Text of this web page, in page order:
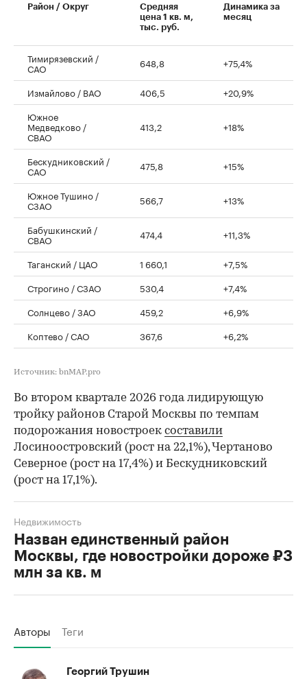
Район / Округ
Средняя
цена 1 кв. м,
тыс. руб.
Динамика за
месяц
Тимирязевский /
САО 648,8 +75,4%
Измайлово / ВАО 406,5
+20,9%
Южное
Медведково /
СВАО
413,2 +18%
Бескудниковский /
САО 475,8 +15%
Южное Тушино /
СЗАО 566,7 +13%
Бабушкинский /
СВАО 474,4 +11,3%
Таганский / ЦАО 1 660,1
+7,5%
Строгино / СЗАО
530,4
+7,4%
Солнцево / ЗАО
459,2
+6,9%
Коптево / САО
367,6 +6,2%
Источник: bnMAP.pro
Во втором квартале 2026 года лидирующую
тройку районов Старой Москвы по темпам
подорожания новостроек составили
Лосиноостровский (рост на 22,1%), Чертаново
Северное (рост на 17,4%) и Бескудниковский
(рост на 17,1%).
Назван единственный район
Москвы, где новостройки дороже ₽3
млн за кв. м
Недвижимость
Авторы Теги
Георгий Трушин